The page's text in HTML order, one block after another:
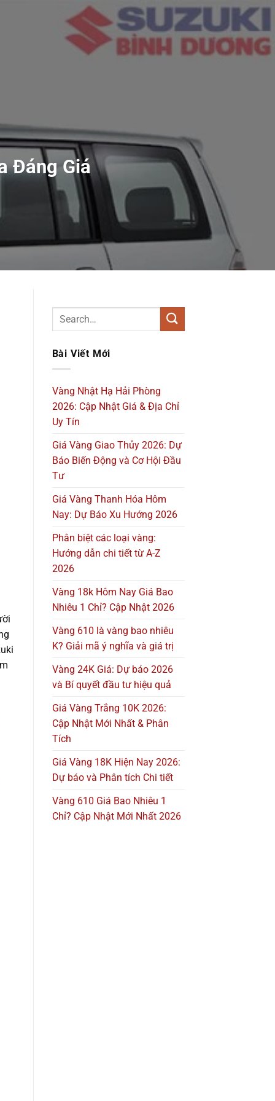
Đáng Giá
Bài Viết Mới
Vàng Nhật Hạ Hải Phòng
2026: Cập Nhật Giá & Địa Chỉ
Uy Tín
Giá Vàng Giao Thủy 2026: Dự
Báo Biến Động và Cơ Hội Đầu
Tư
Giá Vàng Thanh Hóa Hôm
Nay: Dự Báo Xu Hướng 2026
Phân biệt các loại vàng:
Hướng dẫn chi tiết từ A-Z
2026
Vàng 18k Hôm Nay Giá Bao
Nhiêu 1 Chỉ? Cập Nhật 2026
Vàng 610 là vàng bao nhiêu
K? Giải mã ý nghĩa và giá trị
Vàng 24K Giá: Dự báo 2026
và Bí quyết đầu tư hiệu quả
Giá Vàng Trắng 10K 2026:
Cập Nhật Mới Nhất & Phân
Tích
Giá Vàng 18K Hiện Nay 2026:
Dự báo và Phân tích Chi tiết
Vàng 610 Giá Bao Nhiêu 1
Chỉ? Cập Nhật Mới Nhất 2026